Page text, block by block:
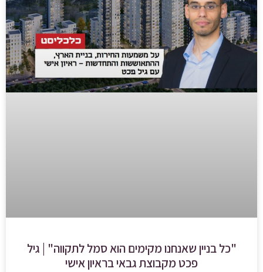
"כל בניין שאנחנו מקימים הוא סמל לתקווה" | גיל
פכט מקבוצת גבאי בראיון אישי